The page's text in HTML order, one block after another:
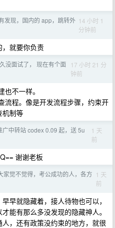
发现，国内的 app，跳转外 14 小时 1
分钟前
，就要你负责
没面试了， 现在有个面
17 小时 21 分
钟前
不一样。
流程。像是开发流程步骤，约束开
机制等
广中转站 codex 0.09 起，送 5u
1 天
前
谢谢老板
家觉不觉得，考公成功的人，各方 1 天
前
早就隐藏着，接人待物也可以，
能有那么多没发现的隐藏神人。
，还有政策没约束的地方，就很